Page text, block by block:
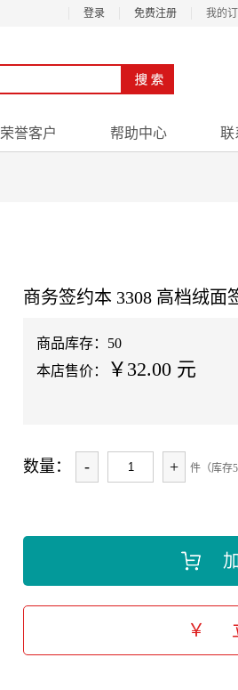
我的
登录 免费注册
荣誉客户 帮助中心 联
商务签约本 3308 高档绒面
商品库存：50
本店售价：
￥32.00 元
数量： - + 件（库存